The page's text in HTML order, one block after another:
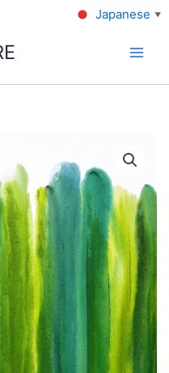
Japanese ▼